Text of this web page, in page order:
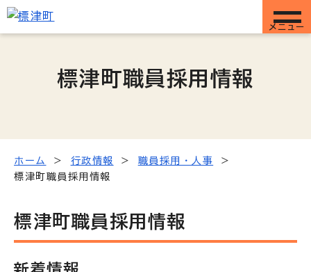
メニュー
標津町職員採用情報
ホーム 行政情報
職員採用・人事
標津町職員採用情報
標津町職員採用情報
新着情報